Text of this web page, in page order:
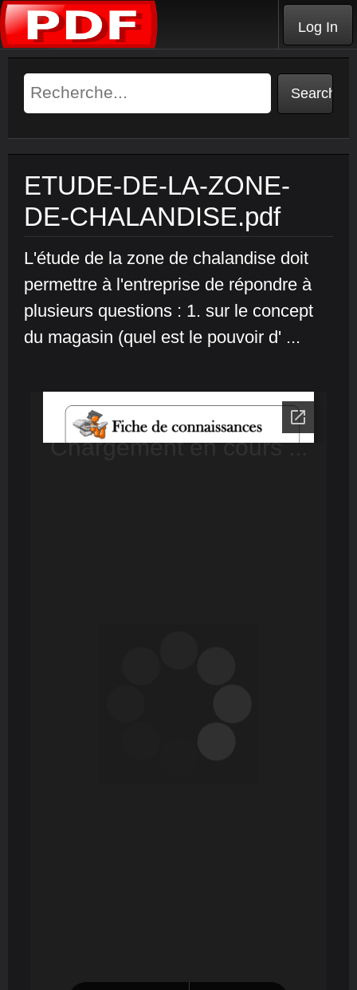
Log In
ETUDE-DE-LA-ZONE-
DE-CHALANDISE.pdf
L'étude de la zone de chalandise doit
permettre à l'entreprise de répondre à
plusieurs questions : 1. sur le concept
du magasin (quel est le pouvoir d' ...